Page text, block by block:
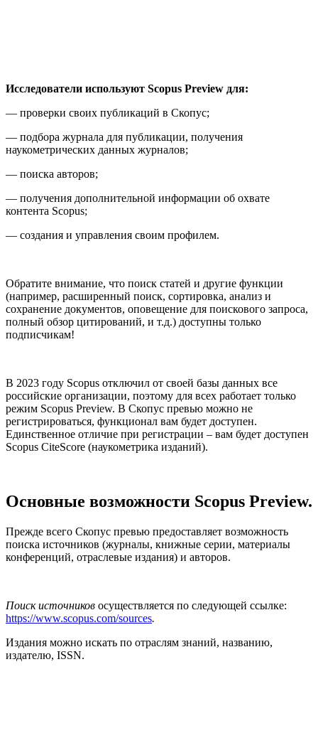
Исследователи используют Scopus Preview для:
— проверки своих публикаций в Скопус;
— подбора журнала для публикации, получения
наукометрических данных журналов;
— поиска авторов;
— получения дополнительной информации об охвате
контента Scopus;
— создания и управления своим профилем.
Обратите внимание, что поиск статей и другие функции
(например, расширенный поиск, сортировка, анализ и
сохранение документов, оповещение для поискового запроса,
полный обзор цитирований, и т.д.) доступны только
подписчикам!
В 2023 году Scopus отключил от своей базы данных все
российские организации, поэтому для всех работает только
режим Scopus Preview. В Скопус превью можно не
регистрироваться, функционал вам будет доступен.
Единственное отличие при регистрации – вам будет доступен
Scopus CiteScore (наукометрика изданий).
Основные возможности Scopus Preview.
Прежде всего Скопус превью предоставляет возможность
поиска источников (журналы, книжные серии, материалы
конференций, отраслевые издания) и авторов.
Поиск источников осуществляется по следующей ссылке:
https://www.scopus.com/sources.
Издания можно искать по отраслям знаний, названию,
издателю, ISSN.